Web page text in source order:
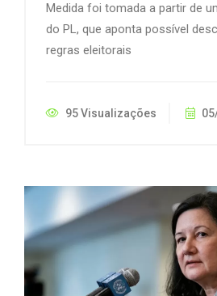
Medida foi tomada a partir de
do PL, que aponta possível
regras eleitorais
95 Visualizações